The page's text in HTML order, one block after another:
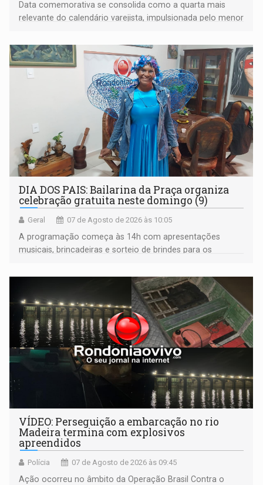
Data comemorativa se consolida como a quarta mais
relevante do calendário varejista, impulsionada pelo menor
média do trabalhador
DIA DOS PAIS: Bailarina da Praça organiza
celebração gratuita neste domingo (9)
Geral 07 de Agosto de 2026 às 10:05
A programação começa às 14h com apresentações
musicais, brincadeiras e sorteio de brindes para os
bolo e canto de parabéns dedicado aos pais
VÍDEO: Perseguição a embarcação no rio
Madeira termina com explosivos
apreendidos
Polícia 07 de Agosto de 2026 às 09:45
Ação ocorreu no âmbito da Operação Brasil Contra o